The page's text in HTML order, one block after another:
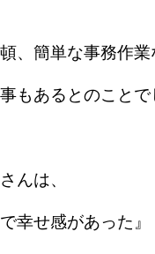
、簡単な事務作業
もあるとのことで
んは、
幸せ感があった』